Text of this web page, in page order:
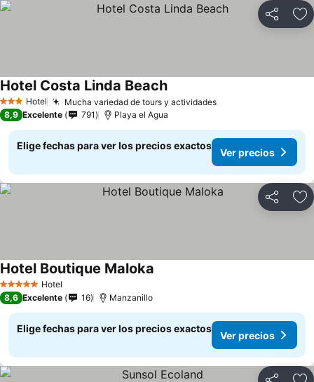
Compartir
3 Estrellas
Hotel Mucha variedad de tours y actividades
Hotel Costa Linda Beach
8,9 Excelente 791 Playa el Agua
Elige fechas para ver los precios exactos
Ver precios
Compartir
5 Estrellas Hotel
Hotel Boutique Maloka
8,6 Excelente 16 Manzanillo
Elige fechas para ver los precios exactos
Ver precios